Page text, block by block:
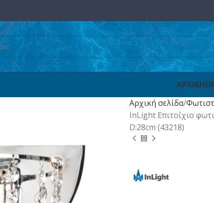
ΑΡΧΙΚΗ
Αρχική σελίδα
InLight Επιτοίχιο
D:28cm (43218)